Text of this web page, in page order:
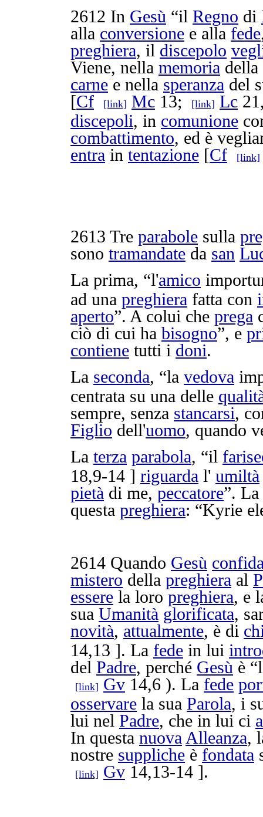
2612 In Gesù “il Regno di
alla conversione e alla fede
preghiera, il discepolo
Viene, nella memoria della
carne e nella speranza del
[Cf [link] Mc 13; [link] Lc
discepoli, in comunione
combattimento, ed è
entra in tentazione [Cf [link]
2613 Tre parabole sulla
sono tramandate da san
La prima, “l'amico
ad una preghiera fatta con
aperto”. A colui che prega
ciò di cui ha bisogno”, e
contiene tutti i doni.
La seconda, “la vedova
centrata su una delle
sempre, senza stancarsi,
Figlio dell'uomo, quando
La terza parabola, “il
18,9-14 ] riguarda l' umiltà
pietà di me, peccatore”. La
questa preghiera: “Kyrie
2614 Quando Gesù
mistero della preghiera al
essere la loro preghiera, e
sua Umanità glorificata,
novità, attualmente, è di
14,13 ]. La fede in lui
del Padre, perché Gesù è
[link] Gv 14,6 ). La fede
osservare la sua Parola, i
lui nel Padre, che in lui ci
In questa nuova Alleanza,
nostre suppliche è fondata
[link] Gv 14,13-14 ].